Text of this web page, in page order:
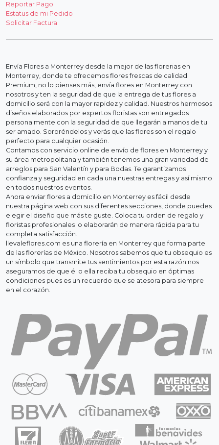
Reportar Pago
Estatus de mi Pedido
Solicitar Factura
Envía Flores a Monterrey desde la mejor de las florerias en
Monterrey, donde te ofrecemos flores frescas de calidad
Premium, no lo pienses más, envía flores en Monterrey con
nosotros y ten la seguridad de que la entrega de tus flores a
domicilio será con la mayor rapidez y calidad. Nuestros hermosos
diseños elaborados por expertos floristas son entregados
personalmente con la seguridad de que llegarán a manos de tu
ser amado. Sorpréndelos y verás que las flores son el regalo
perfecto para cualquier ocasión.
Contamos con servicio online de envío de flores en Monterrey y
su área metropolitana y también tenemos una gran variedad de
arreglos para San Valentín y para Bodas. Te garantizamos
confianza y seguridad en cada una nuestras entregas y así mismo
en todos nuestros eventos.
Ahora enviar flores a domicilio en Monterrey es fácil desde
nuestra página web con sus diferentes secciones, donde puedes
elegir el diseño que más te guste. Coloca tu orden de regalo y
floristas profesionales lo elaborarán de manera rápida para tu
completa satisfacción.
llevaleflores.com es una florería en Monterrey que forma parte
de las florerías de México. Nosotros sabemos que tu obsequio es
un símbolo que transmite tus sentimientos por esta razón nos
aseguramos de que él o ella reciba tu obsequio en óptimas
condiciones pues es un recuerdo que se atesora para siempre
en el corazón.